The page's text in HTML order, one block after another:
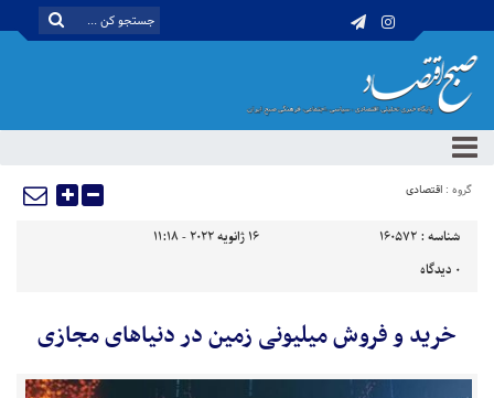
گروه : اقتصادی
شناسه : 160572
16 ژانویه 2022 - 11:18
0 دیدگاه
خرید و فروش میلیونی زمین در دنیاهای مجازی